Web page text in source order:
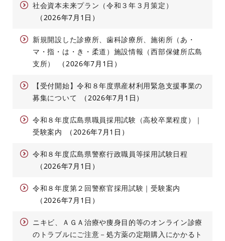
社会資本未来プラン（令和３年３月策定）
2026年7月1日
新規開設した診療所、歯科診療所、施術所（あ・
マ・指・は・き・柔道）施設情報（西部保健所広島
支所）
2026年7月1日
【受付開始】令和８年度県産材利用緊急支援事業の
募集について
2026年7月1日
令和８年度広島県職員採用試験（高校卒業程度）｜
受験案内
2026年7月1日
令和８年度広島県警察行政職員等採用試験日程
2026年7月1日
令和８年度第２回警察官採用試験｜受験案内
2026年7月1日
ニキビ、ＡＧＡ治療や痩身目的等のオンライン診療
のトラブルにご注意－処方薬の定期購入にかかるト